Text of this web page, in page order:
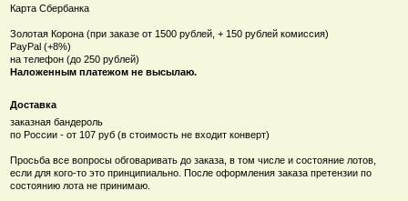
Карта Сбербанка
Золотая Корона (при заказе от 1500 рублей, + 150 рублей комиссия)
PayPal (+8%)
на телефон (до 250 рублей)
Наложенным платежом не высылаю.
Доставка
заказная бандероль
по России - от 107 руб (в стоимость не входит конверт)
Просьба все вопросы обговаривать до заказа, в том числе и состояние лотов,
если для кого-то это принципиально. После оформления заказа претензии по
состоянию лота не принимаю.